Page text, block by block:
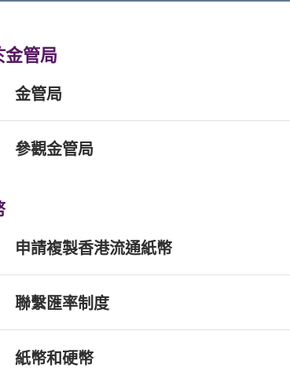
金管局
金管局
參觀金管局
申請複製香港流通紙幣
聯繫匯率制度
紙幣和硬幣